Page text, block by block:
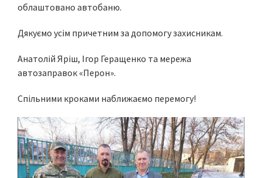
облаштовано автобаню.
Дякуємо усім причетним за допомогу захисникам.
Анатолій Яріш, Ігор Геращенко та мережа
автозаправок «Перон».
Спільними кроками наближаємо перемогу!